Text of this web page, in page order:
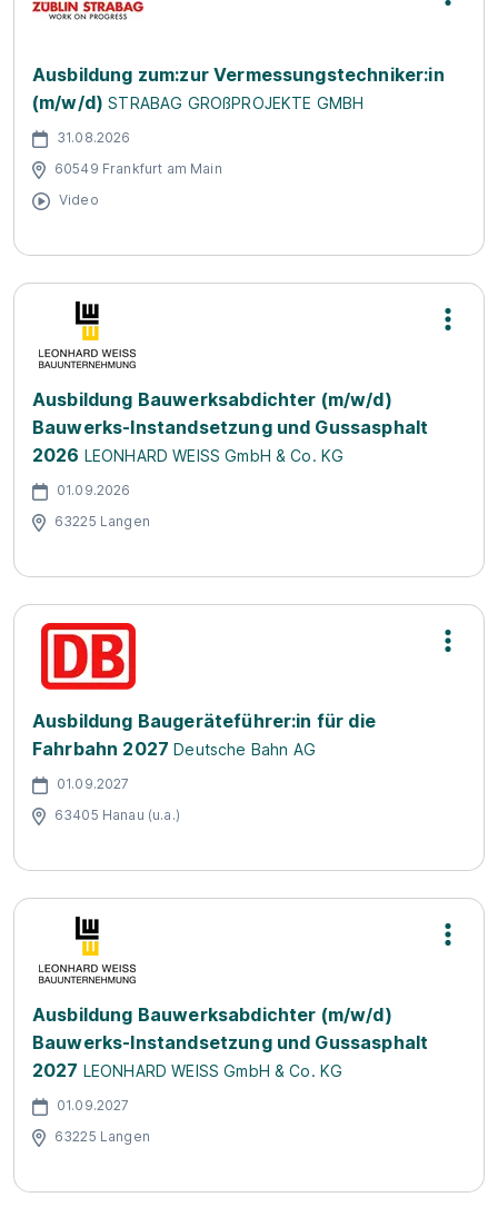
Ausbildung zum:zur Vermessungstechniker:in
(m/w/d) STRABAG GROßPROJEKTE GMBH
31.08.2026
60549 Frankfurt am Main
Video
Ausbildung Bauwerksabdichter (m/w/d)
Bauwerks-Instandsetzung und Gussasphalt
2026 LEONHARD WEISS GmbH & Co. KG
01.09.2026
63225 Langen
Ausbildung Baugeräteführer:in für die
Fahrbahn 2027 Deutsche Bahn AG
01.09.2027
63405 Hanau (u.a.)
Ausbildung Bauwerksabdichter (m/w/d)
Bauwerks-Instandsetzung und Gussasphalt
2027 LEONHARD WEISS GmbH & Co. KG
01.09.2027
63225 Langen